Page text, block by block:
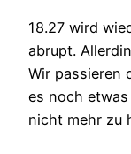
18.27 wird
abrupt.
Wir passieren
es noch
nicht mehr zu